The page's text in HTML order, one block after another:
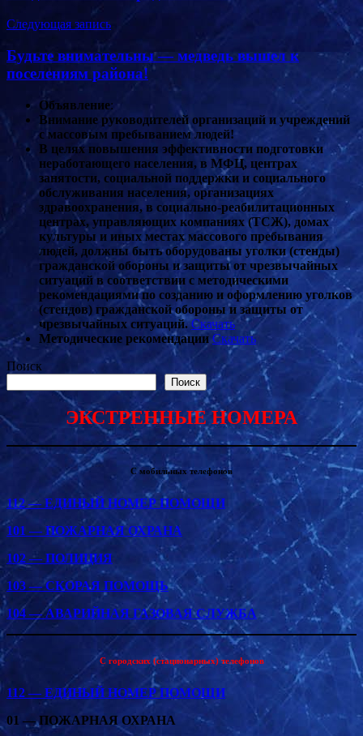
записям
Следующая запись
Будьте внимательны — медведь вышел к
поселениям района!
Объявление:
Внимание руководителей организаций и учреждений
с массовым пребыванием людей!
В целях повышения эффективности подготовки
неработающего населения, в МФЦ, центрах
занятости, социальной поддержки и социального
обслуживания населения, организациях
здравоохранения, в социально-реабилитационных
центрах, управляющих компаниях (ТСЖ), домах
культуры и иных местах массового пребывания
людей, должны быть оборудованы уголки (стенды)
гражданской обороны и защиты от чрезвычайных
ситуаций в соответствии с методическими
рекомендациями по созданию и оформлению уголков
(стендов) гражданской обороны и защиты от
чрезвычайных ситуаций. Скачать
Методические рекомендации Скачать
Поиск
Поиск
ЭКСТРЕННЫЕ НОМЕРА
С мобильных телефонов
112 — ЕДИНЫЙ НОМЕР ПОМОЩИ
101 — ПОЖАРНАЯ ОХРАНА
102 — ПОЛИЦИЯ
103 — СКОРАЯ ПОМОЩЬ
104 — АВАРИЙНАЯ ГАЗОВАЯ СЛУЖБА
С городских (стационарных) телефонов
112 — ЕДИНЫЙ НОМЕР ПОМОЩИ
01 — ПОЖАРНАЯ ОХРАНА